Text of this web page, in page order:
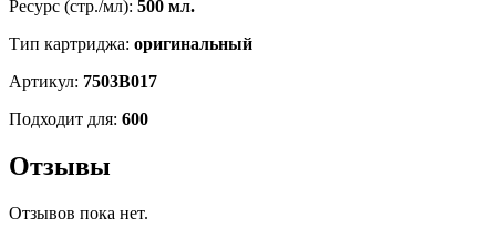
Ресурс (стр./мл): 500 мл.
Тип картриджа: оригинальный
Артикул: 7503B017
Подходит для: 600
Отзывы
Отзывов пока нет.